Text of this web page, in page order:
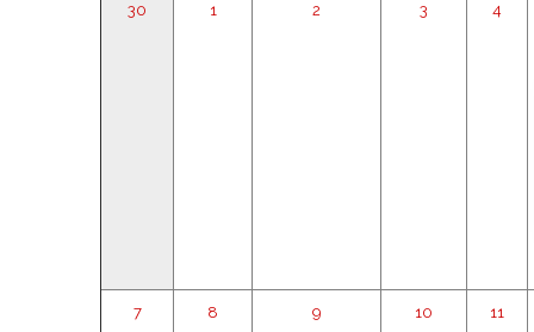
30 1 2 3 4
7 8 9 10 11